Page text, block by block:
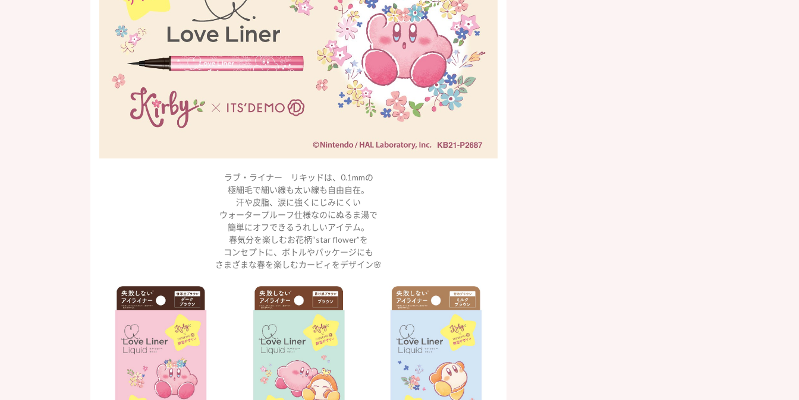
ラブ・ライナー リキッドは、0.1mmの
極細毛で細い線も太い線も自由自在。
汗や皮脂、涙に強くにじみにくい
ウォータープルーフ仕様なのにぬるま湯で
簡単にオフできるうれしいアイテム。
春気分を楽しむお花柄“star flower”を
コンセプトに、ボトルやパッケージにも
さまざまな春を楽しむカービィをデザイン🌸